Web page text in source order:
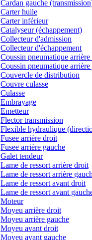
Cardan gauche
Carter huile
Carter inférieur
Catalyseur (échappement)
Collecteur d'admission
Collecteur d'échappement
Coussin pneumatique
Coussin pneumatique arrière
Couvercle de distribution
Couvre culasse
Culasse
Embrayage
Emetteur
Flector transmission
Flexible hydraulique
Fusee arrière droit
Fusee arrière gauche
Galet tendeur
Lame de ressort arrière droit
Lame de ressort arrière
Lame de ressort avant droit
Lame de ressort avant
Moteur
Moyeu arrière droit
Moyeu arrière gauche
Moyeu avant droit
Moyeu avant gauche